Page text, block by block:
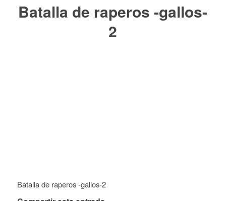
Batalla de raperos -gallos-
2
Batalla de raperos -gallos-2